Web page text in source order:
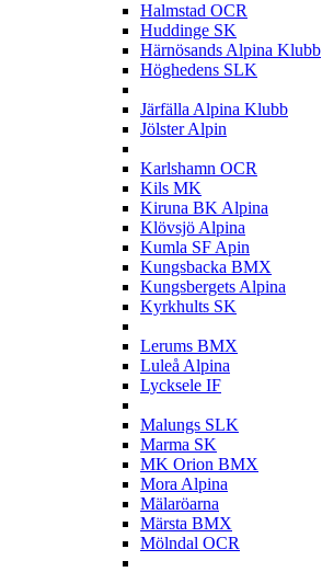
Halmstad OCR
Huddinge SK
Härnösands Alpina Klubb
Höghedens SLK
Järfälla Alpina Klubb
Jölster Alpin
Karlshamn OCR
Kils MK
Kiruna BK Alpina
Klövsjö Alpina
Kumla SF Apin
Kungsbacka BMX
Kungsbergets Alpina
Kyrkhults SK
Lerums BMX
Luleå Alpina
Lycksele IF
Malungs SLK
Marma SK
MK Orion BMX
Mora Alpina
Mälaröarna
Märsta BMX
Mölndal OCR